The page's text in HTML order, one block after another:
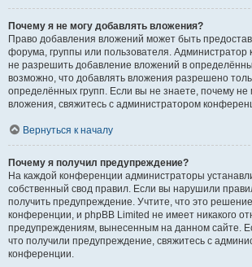
Почему я не могу добавлять вложения?
Право добавления вложений может быть
форума, группы или пользователя.
не разрешить добавление вложений в
возможно, что добавлять вложения разрешено
определённых групп. Если вы не знаете, почему не
вложения, свяжитесь с администратором
Вернуться к началу
Почему я получил предупреждение?
На каждой конференции администраторы
собственный свод правил. Если вы нарушили
получить предупреждение. Учтите, что это
конференции, и phpBB Limited не имеет никакого
предупреждениям, вынесенным на данном сайте.
что получили предупреждение, свяжитесь с
конференции.